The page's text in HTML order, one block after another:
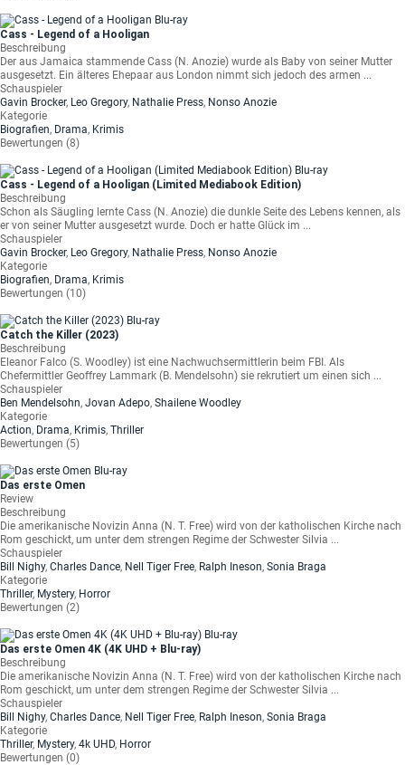
Cass - Legend of a Hooligan
Beschreibung
Der aus Jamaica stammende Cass (N. Anozie) wurde als Baby von seiner Mutter
ausgesetzt. Ein älteres Ehepaar aus London nimmt sich jedoch des armen ...
Schauspieler
Gavin Brocker, Leo Gregory, Nathalie Press, Nonso Anozie
Kategorie
Biografien, Drama, Krimis
Bewertungen (8)
Cass - Legend of a Hooligan (Limited Mediabook Edition)
Beschreibung
Schon als Säugling lernte Cass (N. Anozie) die dunkle Seite des Lebens kennen, als
er von seiner Mutter ausgesetzt wurde. Doch er hatte Glück im ...
Schauspieler
Gavin Brocker, Leo Gregory, Nathalie Press, Nonso Anozie
Kategorie
Biografien, Drama, Krimis
Bewertungen (10)
Catch the Killer (2023)
Beschreibung
Eleanor Falco (S. Woodley) ist eine Nachwuchsermittlerin beim FBI. Als
Chefermittler Geoffrey Lammark (B. Mendelsohn) sie rekrutiert um einen sich ...
Schauspieler
Ben Mendelsohn, Jovan Adepo, Shailene Woodley
Kategorie
Action, Drama, Krimis, Thriller
Bewertungen (5)
Das erste Omen
Review
Beschreibung
Die amerikanische Novizin Anna (N. T. Free) wird von der katholischen Kirche nach
Rom geschickt, um unter dem strengen Regime der Schwester Silvia ...
Schauspieler
Bill Nighy, Charles Dance, Nell Tiger Free, Ralph Ineson, Sonia Braga
Kategorie
Thriller, Mystery, Horror
Bewertungen (2)
Das erste Omen 4K (4K UHD + Blu-ray)
Beschreibung
Die amerikanische Novizin Anna (N. T. Free) wird von der katholischen Kirche nach
Rom geschickt, um unter dem strengen Regime der Schwester Silvia ...
Schauspieler
Bill Nighy, Charles Dance, Nell Tiger Free, Ralph Ineson, Sonia Braga
Kategorie
Thriller, Mystery, 4k UHD, Horror
Bewertungen (0)